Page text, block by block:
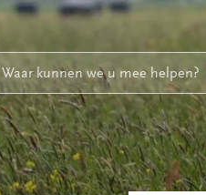
kunnen we u mee helpen?